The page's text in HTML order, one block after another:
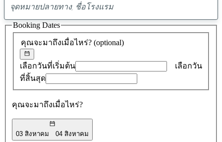
พบ
ข้อ
เสนอ
0
คุณจะมาถึงเมื่อไหร่? (optional)
เลือกวันที่เริ่มต้น
เลือกวัน
ที่สิ้นสุด
คุณจะมาถึงเมื่อไหร่?
03 สิงหาคม 04 สิงหาคม
Booking Dates